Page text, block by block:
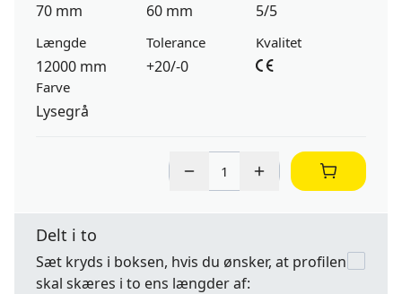
70 mm 60 mm 5/5
Længde
12000 mm
Tolerance
+20/-0
Kvalitet
Farve
Lysegrå
Delt i to
Sæt kryds i boksen, hvis du ønsker, at profilen
skal skæres i to ens længder af: